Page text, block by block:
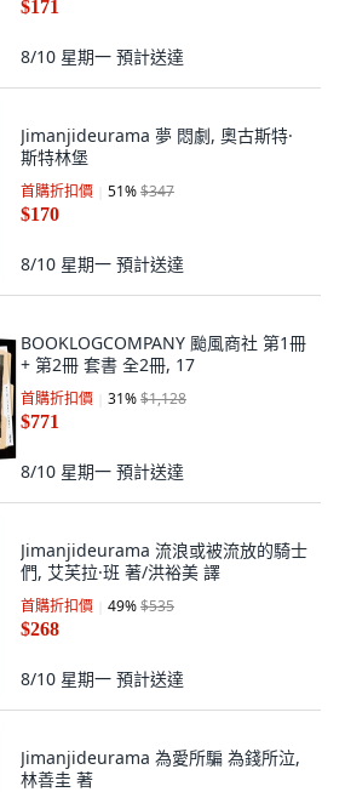
$171
8/10 星期一 預計送達
Jimanjideurama 夢 悶劇, 奧古斯特·
斯特林堡
首購折扣價 51%$347
$170
8/10 星期一 預計送達
BOOKLOGCOMPANY 颱風商社 第1冊
+ 第2冊 套書 全2冊, 17
首購折扣價 31%$1,128
$771
8/10 星期一 預計送達
Jimanjideurama 流浪或被流放的騎士
們, 艾芙拉·班 著/洪裕美 譯
首購折扣價 49%$535
$268
8/10 星期一 預計送達
Jimanjideurama 為愛所騙 為錢所泣,
林善圭 著